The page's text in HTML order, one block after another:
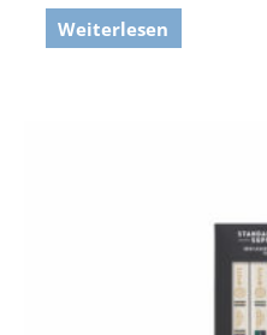
Weiterlesen